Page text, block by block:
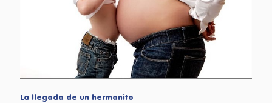
La llegada de un hermanito